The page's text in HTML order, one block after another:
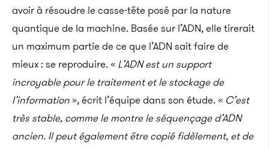
avoir à résoudre le casse-tête posé par la nature
quantique de la machine. Basée sur l’ADN, elle tirerait
un maximum partie de ce que l’ADN sait faire de
mieux : se reproduire. « L’ADN est un support
incroyable pour le traitement et le stockage de
l’information», écrit l’équipe dans son étude. « C’est
très stable, comme le montre le séquençage d’ADN
ancien. Il peut également être copié fidèlement, et de